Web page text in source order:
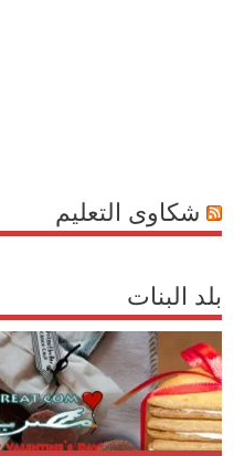
شكاوى التعليم
بلد البنات